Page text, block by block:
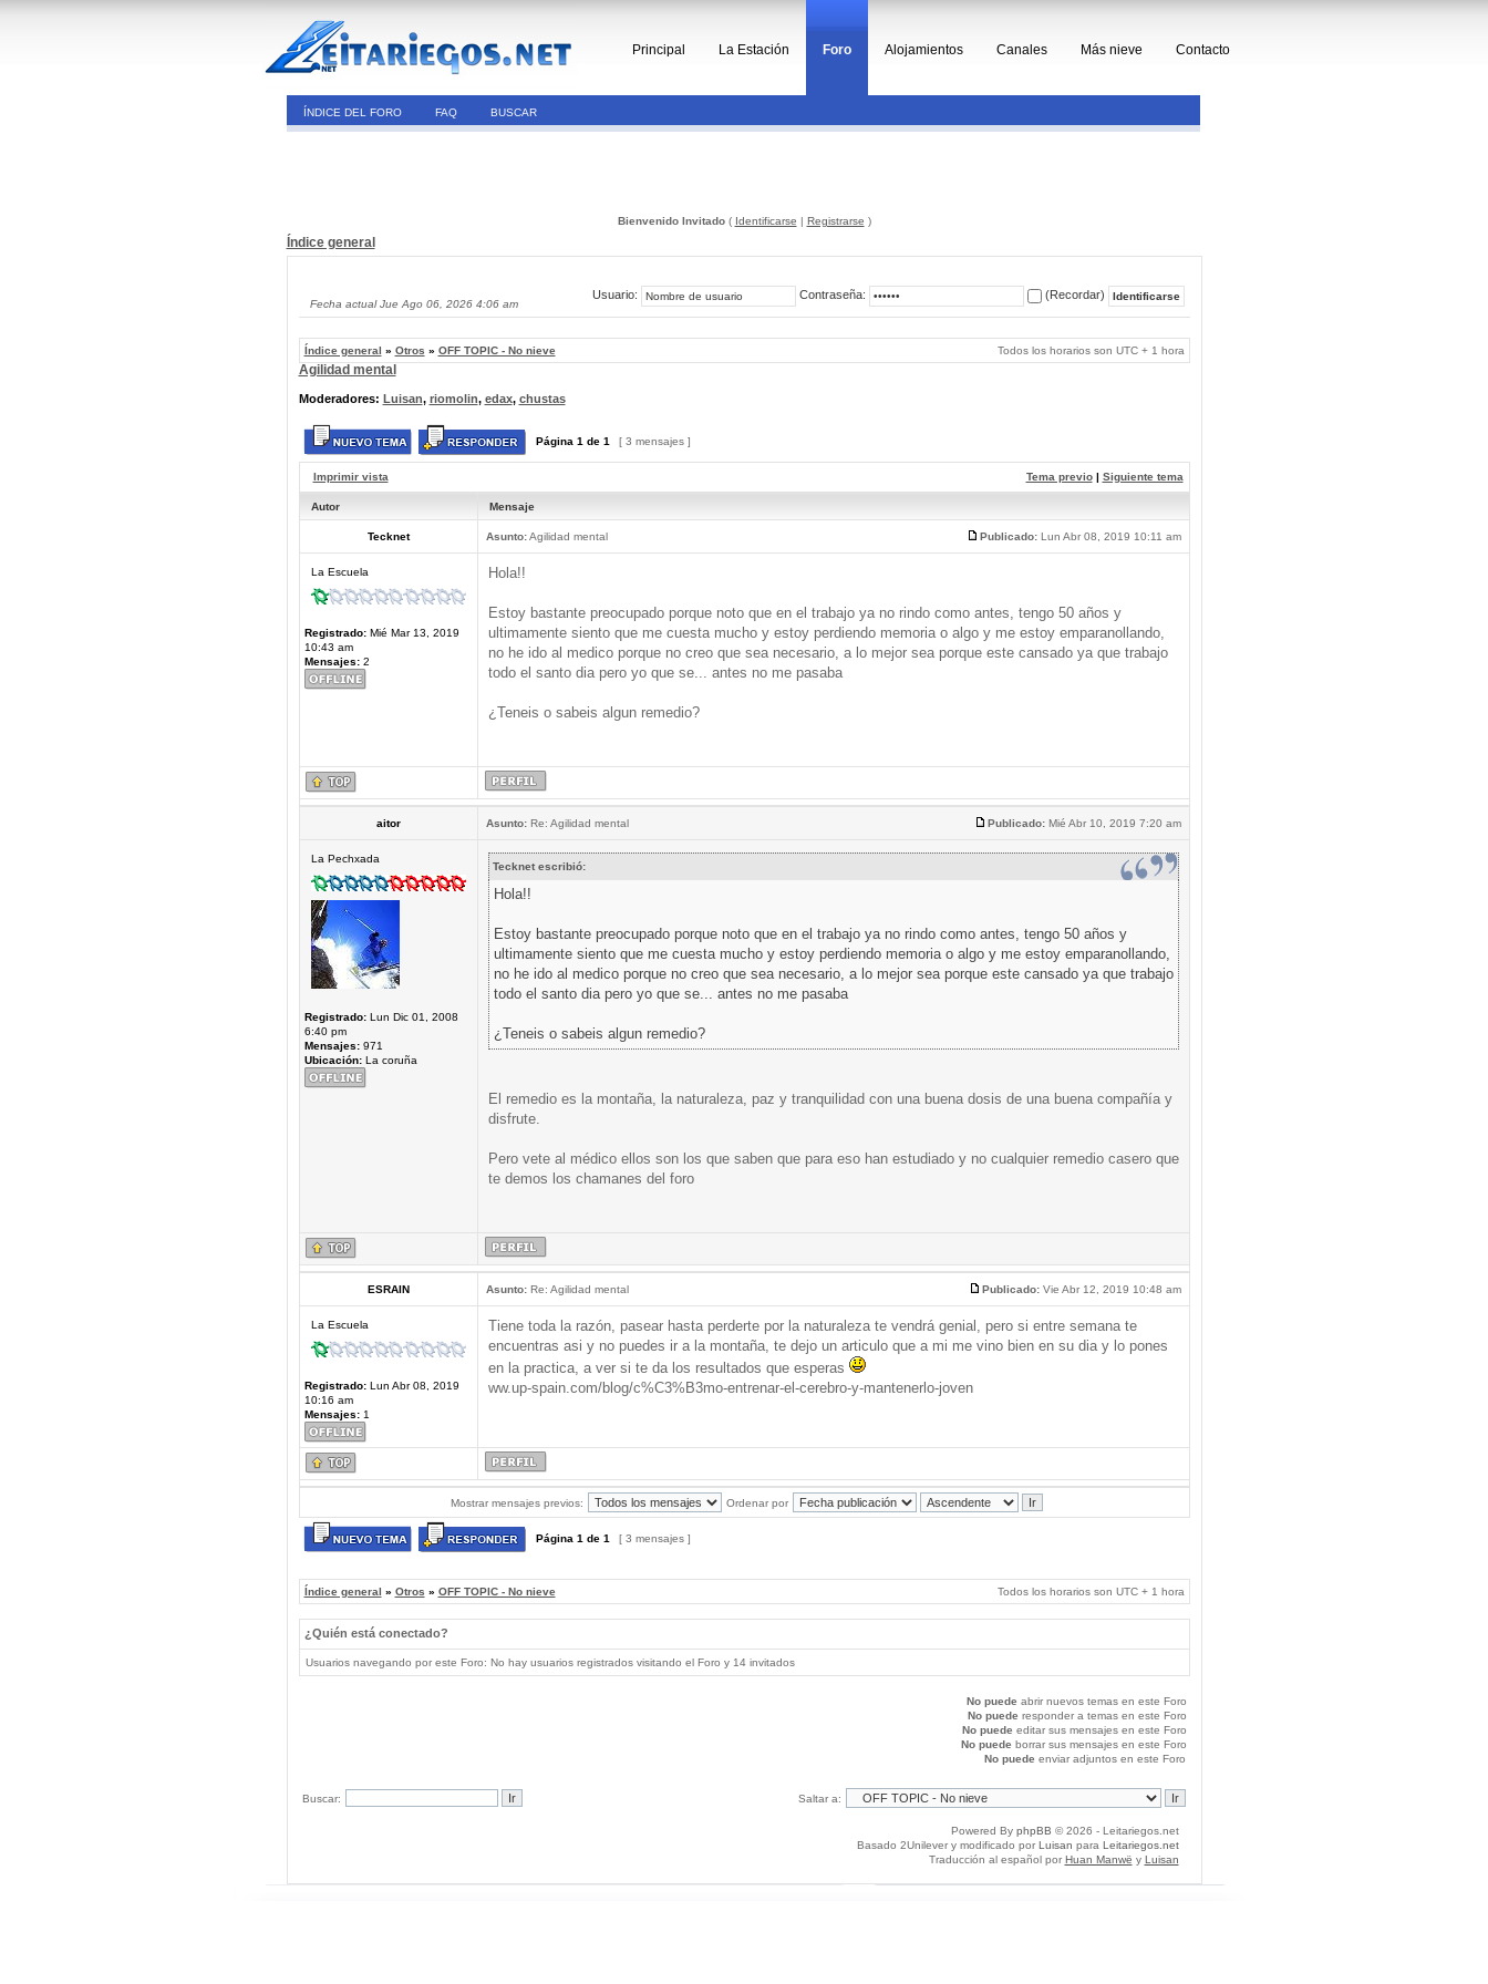
Principal La Estación Foro Alojamientos Canales Más nieve Contacto
ÍNDICE DEL FORO FAQ BUSCAR
Bienvenido Invitado( Identificarse | Registrarse )
Índice general
Fecha actual Jue Ago 06, 2026 4:06 am
Usuario: Contraseña: (Recordar)
Índice general » Otros » OFF TOPIC - No nieve Todos los horarios son UTC + 1 hora
Agilidad mental
Moderadores: Luisan, riomolin, edax, chustas
Página 1 de 1 [ 3 mensajes ]
Imprimir vista Tema previo| Siguiente tema
Autor Mensaje
Tecknet Asunto:Agilidad mental Publicado:Lun Abr 08, 2019 10:11 am
La Escuela
Registrado:Mié Mar 13, 2019
10:43 am
Mensajes:2
Hola!!
Estoy bastante preocupado porque noto que en el trabajo ya no rindo como antes, tengo 50 años y
ultimamente siento que me cuesta mucho y estoy perdiendo memoria o algo y me estoy emparanollando,
no he ido al medico porque no creo que sea necesario, a lo mejor sea porque este cansado ya que trabajo
todo el santo dia pero yo que se... antes no me pasaba
¿Teneis o sabeis algun remedio?
aitor Asunto:Re: Agilidad mental Publicado:Mié Abr 10, 2019 7:20 am
La Pechxada
Registrado:Lun Dic 01, 2008
6:40 pm
Mensajes:971
Ubicación:La coruña
Tecknet escribió:
Hola!!
Estoy bastante preocupado porque noto que en el trabajo ya no rindo como antes, tengo 50 años y
ultimamente siento que me cuesta mucho y estoy perdiendo memoria o algo y me estoy emparanollando,
no he ido al medico porque no creo que sea necesario, a lo mejor sea porque este cansado ya que trabajo
todo el santo dia pero yo que se... antes no me pasaba
¿Teneis o sabeis algun remedio?
El remedio es la montaña, la naturaleza, paz y tranquilidad con una buena dosis de una buena compañía y
disfrute.
Pero vete al médico ellos son los que saben que para eso han estudiado y no cualquier remedio casero que
te demos los chamanes del foro
ESRAIN Asunto:Re: Agilidad mental Publicado:Vie Abr 12, 2019 10:48 am
La Escuela
Registrado:Lun Abr 08, 2019
10:16 am
Mensajes:1
Tiene toda la razón, pasear hasta perderte por la naturaleza te vendrá genial, pero si entre semana te
encuentras asi y no puedes ir a la montaña, te dejo un articulo que a mi me vino bien en su dia y lo pones
en la practica, a ver si te da los resultados que esperas
ww.up-spain.com/blog/c%C3%B3mo-entrenar-el-cerebro-y-mantenerlo-joven
Mostrar mensajes previos: Ordenar por
Página 1 de 1 [ 3 mensajes ]
Índice general » Otros » OFF TOPIC - No nieve Todos los horarios son UTC + 1 hora
¿Quién está conectado?
Usuarios navegando por este Foro: No hay usuarios registrados visitando el Foro y 14 invitados
No puede abrir nuevos temas en este Foro
No puede responder a temas en este Foro
No puede editar sus mensajes en este Foro
No puede borrar sus mensajes en este Foro
No puede enviar adjuntos en este Foro
Buscar: Saltar a:
Powered By phpBB © 2026 - Leitariegos.net
Basado 2Unilever y modificado por Luisan para Leitariegos.net
Traducción al español por Huan Manwë y Luisan